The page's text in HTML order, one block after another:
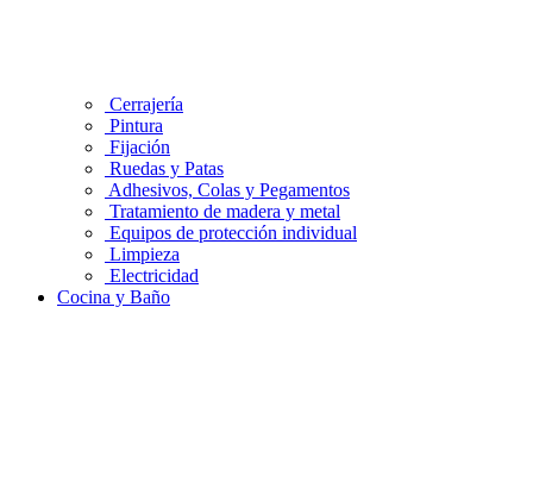
Cerrajería
Pintura
Fijación
Ruedas y Patas
Adhesivos, Colas y Pegamentos
Tratamiento de madera y metal
Equipos de protección individual
Limpieza
Electricidad
Cocina y Baño